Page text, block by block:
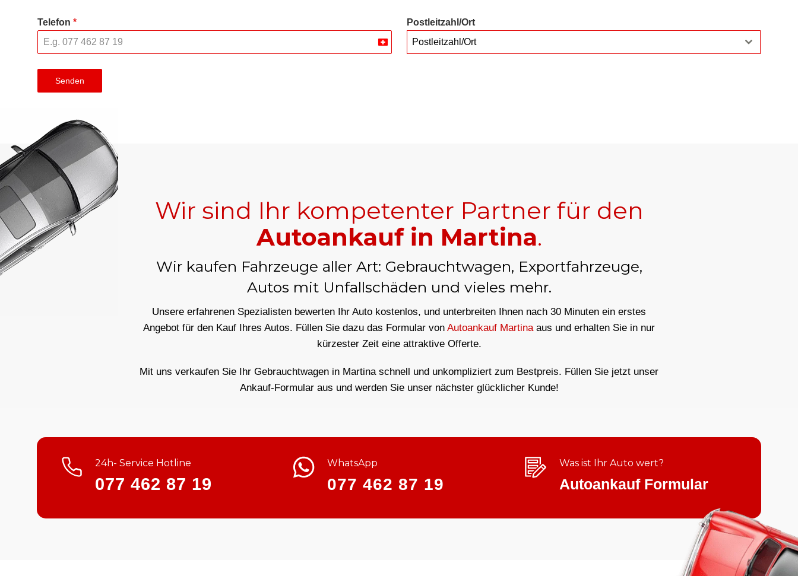
Telefon *
Switzerland
Postleitzahl/Ort
Postleitzahl/Ort
Senden
Wir sind Ihr kompetenter Partner für den
Autoankauf in Martina.
Wir kaufen Fahrzeuge aller Art: Gebrauchtwagen, Exportfahrzeuge,
Autos mit Unfallschäden und vieles mehr.
Unsere erfahrenen Spezialisten bewerten Ihr Auto kostenlos, und unterbreiten Ihnen nach 30 Minuten ein erstes
Angebot für den Kauf Ihres Autos. Füllen Sie dazu das Formular von Autoankauf Martinaaus und erhalten Sie in nur
kürzester Zeit eine attraktive Offerte.
Mit uns verkaufen Sie Ihr Gebrauchtwagen in Martina schnell und unkompliziert zum Bestpreis. Füllen Sie jetzt unser
Ankauf-Formular aus und werden Sie unser nächster glücklicher Kunde!
24h- Service Hotline
077 462 87 19
WhatsApp
077 462 87 19
Was ist Ihr Auto wert?
Autoankauf Formular